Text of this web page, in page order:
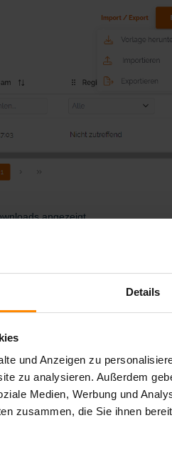
Details
und Anzeigen zu
zu analysieren. Außerdem
Medien, Werbung und
zusammen, die Sie ihnen
angezeigt.
Excel geöffnet werden.